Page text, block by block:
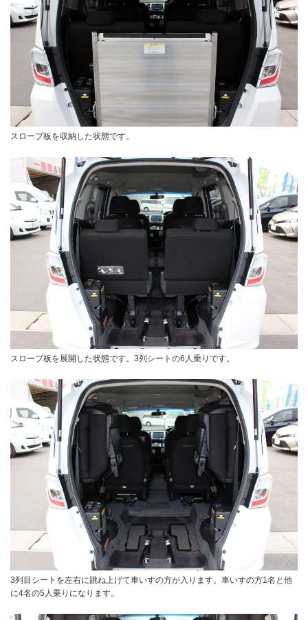
スロープ板を収納した状態です。
スロープ板を展開した状態です。3列シートの6人乗りです。
3列目シートを左右に跳ね上げて車いすの方が入ります。車いすの方1名と他
に4名の5人乗りになります。